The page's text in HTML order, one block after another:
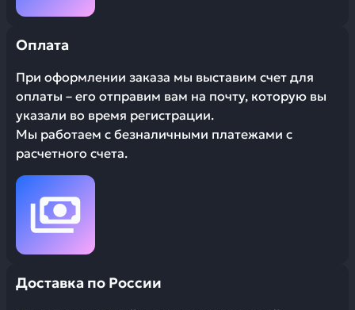
Оплата
При оформлении заказа мы выставим счет для
оплаты – его отправим вам на почту, которую вы
указали во время регистрации.
Мы работаем с безналичными платежами с
расчетного счета.
Доставка по России